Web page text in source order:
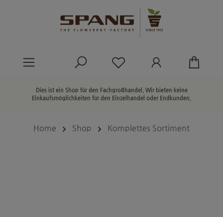
Du hast 0 Produkte
Dies ist ein Shop für den Fachgroßhandel. Wir bieten keine
Einkaufsmöglichkeiten für den Einzelhandel oder Endkunden.
Home Shop Komplettes Sortiment